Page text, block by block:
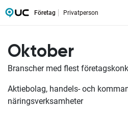
Företag Privatperson
Oktober
Branscher med flest
Aktiebolag, handels- och
näringsverksamheter